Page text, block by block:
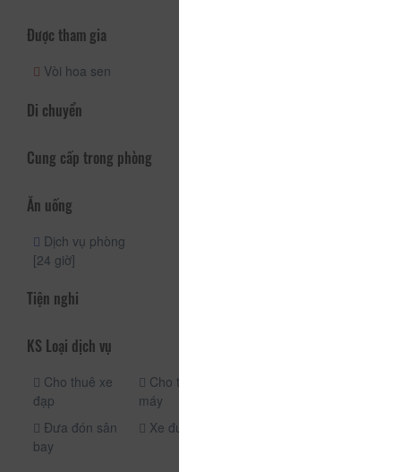
Được tham gia
Vòi hoa sen
Di chuyển
Cung cấp trong phòng
Ăn uống
Dịch vụ phòng
[24 giờ]
Tiện nghi
KS Loại dịch vụ
Cho thuê xe
đạp
Cho thuê xe
máy
Đưa đón sân
bay
Xe đưa đón